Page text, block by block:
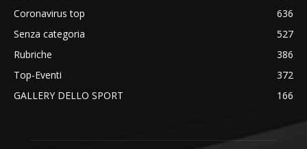
Coronavirus top
636
Senza categoria
527
Rubriche
386
Top-Eventi
372
GALLERY DELLO SPORT
166